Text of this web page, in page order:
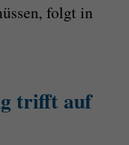
folgt in
trifft auf